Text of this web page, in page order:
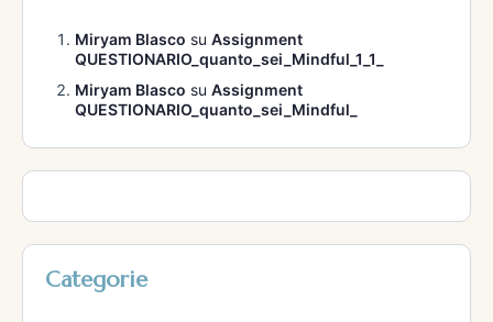
Miryam Blasco su Assignment
QUESTIONARIO_quanto_sei_Mindful_1_1_
Miryam Blasco su Assignment
QUESTIONARIO_quanto_sei_Mindful_
Categorie